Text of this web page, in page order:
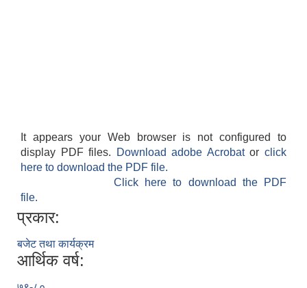
It appears your Web browser is not configured to
display PDF files.
Download adobe Acrobatorclick
here to download the PDF file.
Click here to download the PDF
file.
प्रकार:
बजेट तथा कार्यक्रम
आर्थिक वर्ष: